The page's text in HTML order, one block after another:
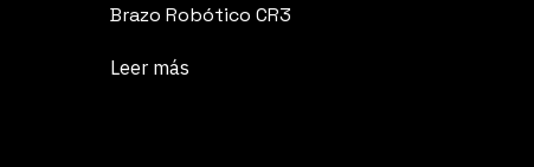
Brazo Robótico CR3
Leer más